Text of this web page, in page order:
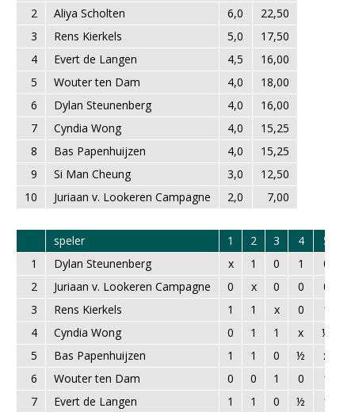
2
Aliya Scholten 6,0
22,50
3
Rens Kierkels 5,0
17,50
4
Evert de Langen 4,5
16,00
5
Wouter ten Dam 4,0
18,00
6
Dylan Steunenberg 4,0
16,00
7
Cyndia Wong 4,0
15,25
8
Bas Papenhuijzen 4,0
15,25
9
Si Man Cheung 3,0
12,50
10
Juriaan v. Lookeren Campagne 2,0 7,00
speler 1 2 3 4 5
1
Dylan Steunenberg x 1 0 1 0
2
Juriaan v. Lookeren Campagne 0 x 0 0 0
3
Rens Kierkels 1 1 x 0 1
4
Cyndia Wong 0 1 1 x ½
5
Bas Papenhuijzen 1 1 0 ½ x
6
Wouter ten Dam 0 0 1 0 1
7
Evert de Langen 1 1 0 ½ 1